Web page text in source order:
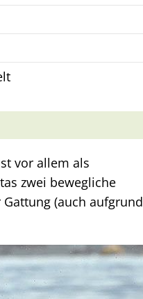
vor allem als
zwei bewegliche
(auch aufgrund